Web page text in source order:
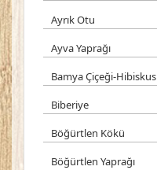
Ayrık Otu
Ayva Yaprağı
Bamya Çiçeği-Hibiskus
Biberiye
Böğürtlen Kökü
Böğürtlen Yaprağı